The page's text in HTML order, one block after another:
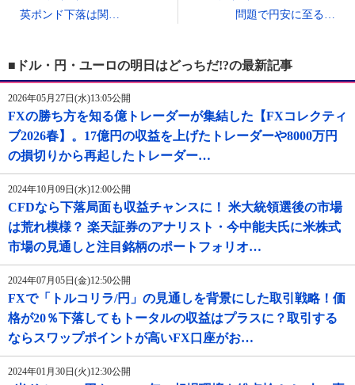
英ポンド下落は関…
問題で円安に至る…
■ドル・円・ユーロの明日はどっちだ!?の最新記事
2026年05月27日(水)13:05公開
FXの勝ち方を知る億トレーダーが集結した【FXコレクティ
ブ2026春】。17億円の収益を上げたトレーダーや8000万円
の損切りから再起したトレーダー…
2024年10月09日(水)12:00公開
CFDなら下落局面も収益チャンスに！ 米大統領選後の市場
は荒れ模様？ 楽天証券のアナリスト・今中能夫氏に米株式
市場の見通しと注目銘柄のポートフォリオ…
2024年07月05日(金)12:50公開
FXで「トルコリラ/円」の見通しを背景にした取引戦略！価
格が20％下落してもトータルの収益はプラスに？取引する
ならスワップポイントが高いFX口座がお…
2024年01月30日(火)12:30公開